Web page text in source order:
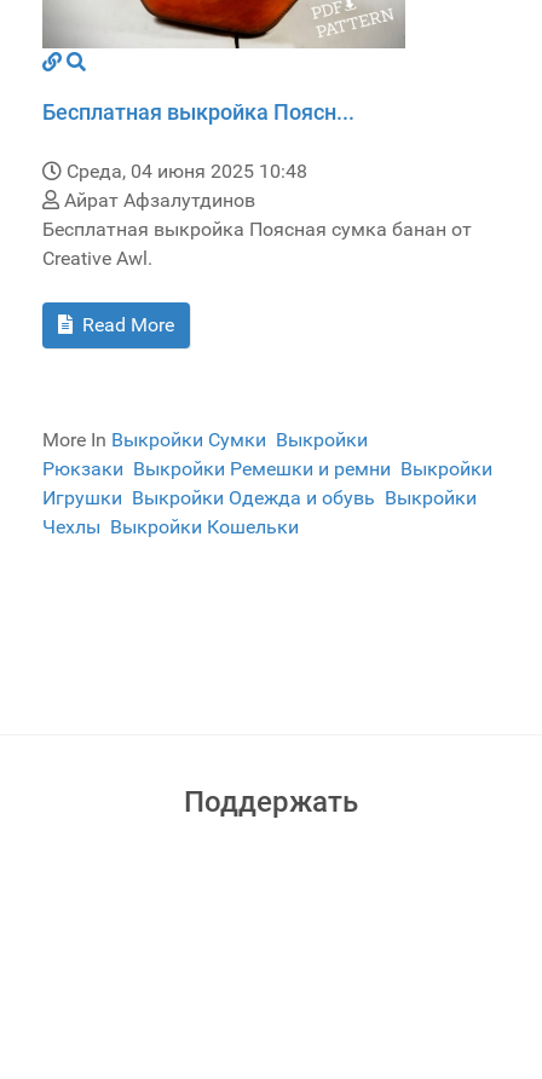
Бесплатная выкройка Поясн...
Среда, 04 июня 2025 10:48
Айрат Афзалутдинов
Бесплатная выкройка Поясная сумка банан от
Creative Awl.
Read More
More In Выкройки Сумки Выкройки
Рюкзаки Выкройки Ремешки и ремни Выкройки
Игрушки Выкройки Одежда и обувь Выкройки
Чехлы Выкройки Кошельки
Поддержать